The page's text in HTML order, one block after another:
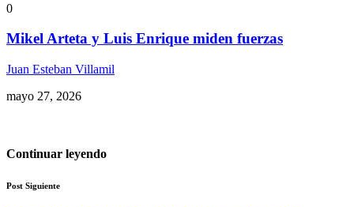
0
Mikel Arteta y Luis Enrique miden fuerzas
Juan Esteban Villamil
mayo 27, 2026
Continuar leyendo
Post Siguiente